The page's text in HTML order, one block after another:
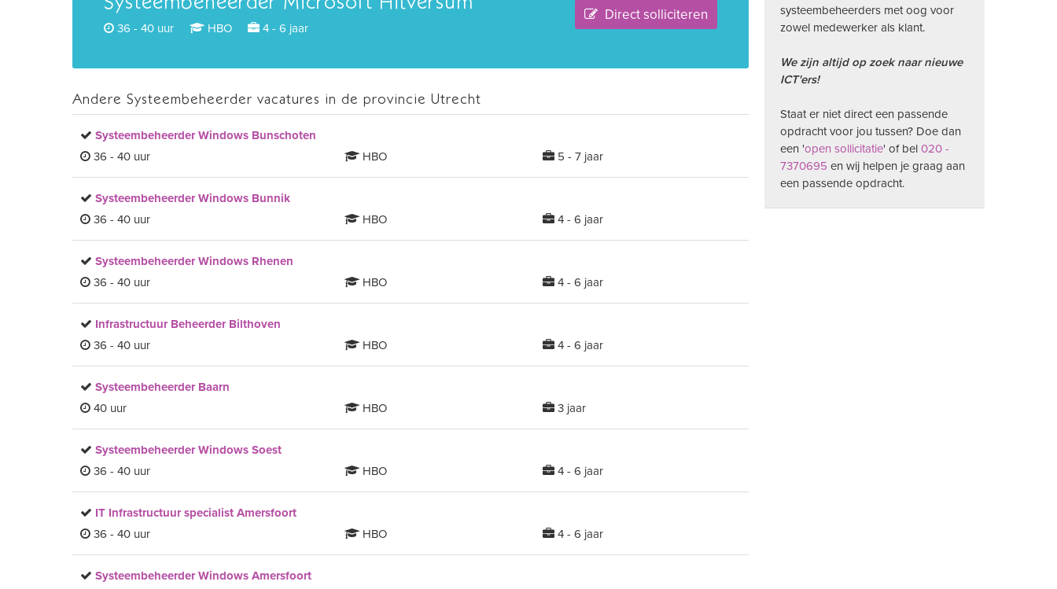
36 - 40 uur HBO 4 - 6 jaar
Direct solliciteren
Andere Systeembeheerder vacatures in de provincie Utrecht
Systeembeheerder Windows Bunschoten
36 - 40 uur
HBO 5 - 7 jaar
Systeembeheerder Windows Bunnik
36 - 40 uur
HBO 4 - 6 jaar
Systeembeheerder Windows Rhenen
36 - 40 uur
HBO 4 - 6 jaar
Infrastructuur Beheerder Bilthoven
36 - 40 uur
HBO 4 - 6 jaar
Systeembeheerder Baarn
40 uur
HBO 3 jaar
Systeembeheerder Windows Soest
36 - 40 uur
HBO 4 - 6 jaar
IT Infrastructuur specialist Amersfoort
36 - 40 uur
HBO 4 - 6 jaar
Systeembeheerder Windows Amersfoort
systeembeheerders met oog voor
zowel medewerker als klant.
We zijn altijd op zoek naar nieuwe
ICT'ers!
Staat er niet direct een passende
opdracht voor jou tussen? Doe dan
een 'open sollicitatie' of bel 020 -
7370695 en wij helpen je graag aan
een passende opdracht.